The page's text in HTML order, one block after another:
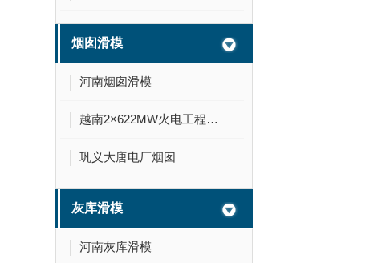
烟囱滑模
河南烟囱滑模
越南2×622MW火电工程210米烟囱
巩义大唐电厂烟囱
灰库滑模
河南灰库滑模